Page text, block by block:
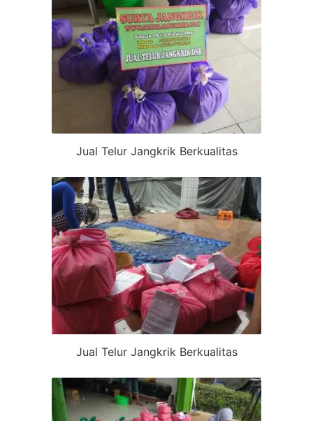
Jual Telur Jangkrik Berkualitas
Jual Telur Jangkrik Berkualitas